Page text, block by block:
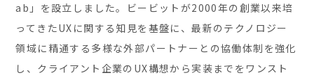
ab」を設立しました。ビービットが2000年の創業以来培
ってきたUXに関する知見を基盤に、最新のテクノロジー
領域に精通する多様な外部パートナーとの協働体制を強化
し、クライアント企業のUX構想から実装までをワンスト